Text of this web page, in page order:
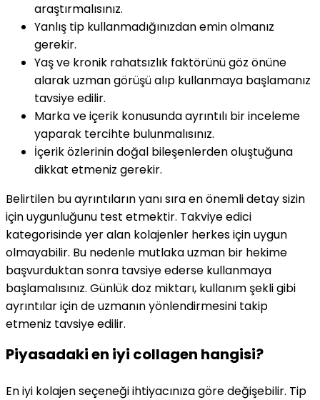
araştırmalısınız.
Yanlış tip kullanmadığınızdan emin olmanız
gerekir.
Yaş ve kronik rahatsızlık faktörünü göz önüne
alarak uzman görüşü alıp kullanmaya başlamanız
tavsiye edilir.
Marka ve içerik konusunda ayrıntılı bir inceleme
yaparak tercihte bulunmalısınız.
İçerik özlerinin doğal bileşenlerden oluştuğuna
dikkat etmeniz gerekir.
Belirtilen bu ayrıntıların yanı sıra en önemli detay sizin
için uygunluğunu test etmektir. Takviye edici
kategorisinde yer alan kolajenler herkes için uygun
olmayabilir. Bu nedenle mutlaka uzman bir hekime
başvurduktan sonra tavsiye ederse kullanmaya
başlamalısınız. Günlük doz miktarı, kullanım şekli gibi
ayrıntılar için de uzmanın yönlendirmesini takip
etmeniz tavsiye edilir.
Piyasadaki en iyi collagen hangisi?
En iyi kolajen seçeneği ihtiyacınıza göre değişebilir. Tip